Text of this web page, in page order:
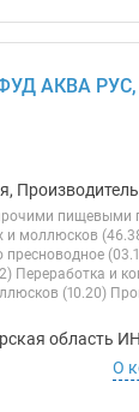
АКВА
Производитель
пищевыми
и моллюсков
пресноводное
Переработка и
(10.20)
область
О